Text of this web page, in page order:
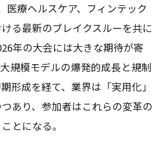
医療ヘルスケア、フィンテック
る最新のブレイクスルーを共に
年の大会には大きな期待が寄
規模モデルの爆発的成長と規制
形成を経て、業界は「実用化」
あり、参加者はこれらの変革の
とになる。